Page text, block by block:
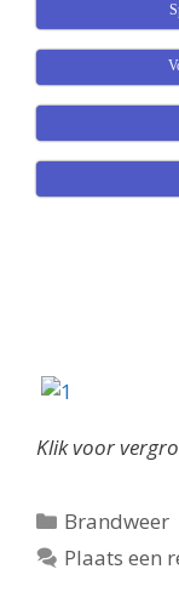
Klik voor
Categorieën
Brandweer
Plaats een